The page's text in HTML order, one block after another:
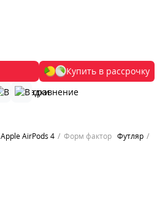
Купить в рассрочку
Apple AirPods 4 Форм фактор Футляр